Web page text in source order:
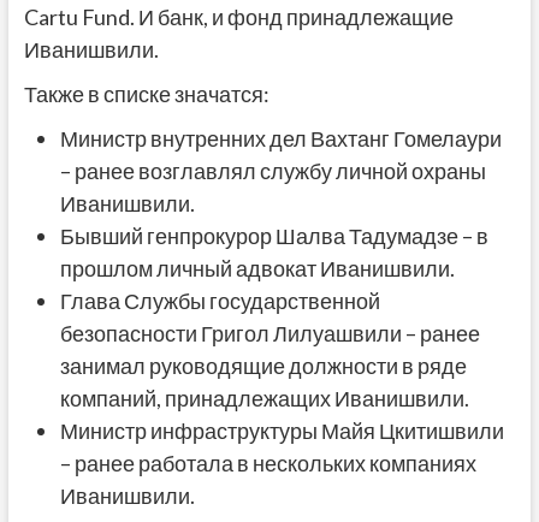
Cartu Fund. И банк, и фонд принадлежащие
Иванишвили.
Также в списке значатся:
Министр внутренних дел Вахтанг Гомелаури
– ранее возглавлял службу личной охраны
Иванишвили.
Бывший генпрокурор Шалва Тадумадзе – в
прошлом личный адвокат Иванишвили.
Глава Службы государственной
безопасности Григол Лилуашвили – ранее
занимал руководящие должности в ряде
компаний, принадлежащих Иванишвили.
Министр инфраструктуры Майя Цкитишвили
– ранее работала в нескольких компаниях
Иванишвили.